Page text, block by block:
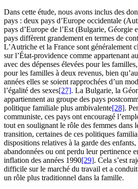
Dans cette étude, nous avons inclus des
pays : deux pays d’Europe occidentale
pays d’Europe de l’Est (Bulgarie, Géorgie
pays diffèrent grandement en termes de
L’Autriche et la France sont généralement
sur l’État-providence comme appartenant
avec des dépenses élevées pour les
pour les familles à deux revenus, bien
années elles se soient rapprochées d’un
l’égalité des sexes[27]. La Bulgarie, la
appartiennent au groupe des pays
politique familiale plus ambivalente[28].
communiste, ces pays ont encouragé
tout en soulignant le rôle des femmes dans
transition, certaines de ces politiques
dispositions relatives à la garde des
abandonnées ou ont perdu leur pertinence
inflation des années 1990[29]. Cela s’est
difficile sur le marché du travail et a
un rôle plus traditionnel dans la famille.